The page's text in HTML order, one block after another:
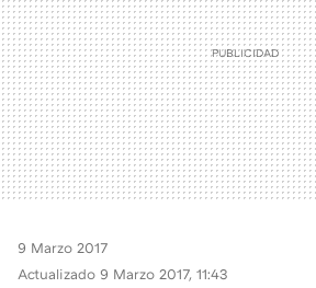
9 Marzo 2017
Actualizado 9 Marzo 2017, 11:43